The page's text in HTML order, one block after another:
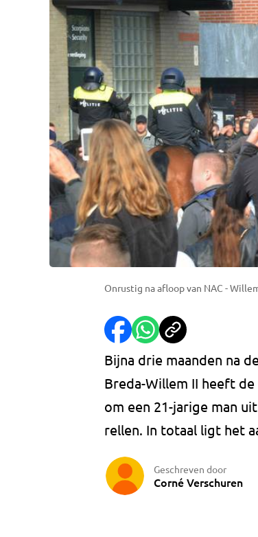
Onrustig na afloop van NAC -
Bijna drie maanden na
Breda-Willem II heeft
om een 21-jarige man
rellen. In totaal ligt het
Geschreven door
Corné Verschuren